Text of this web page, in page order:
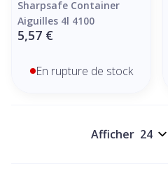
Sharpsafe Container
Aiguilles 4l 4100
5,57 €
En rupture de stock
Afficher